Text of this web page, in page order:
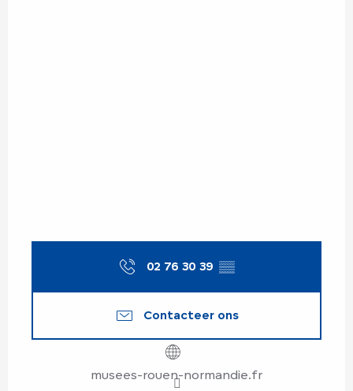
02 76 30 39 ▒▒
Contacteer ons
musees-rouen-normandie.fr